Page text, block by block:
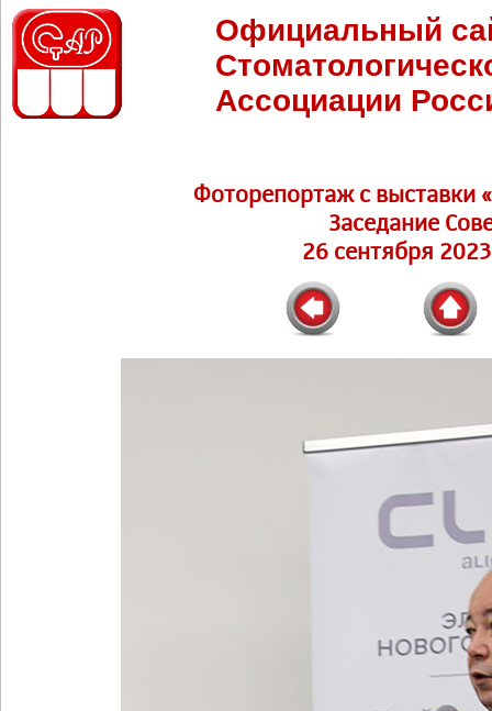
Официальный
Ассоциации
Фоторепортаж c выставки
Заседание
26 сентября